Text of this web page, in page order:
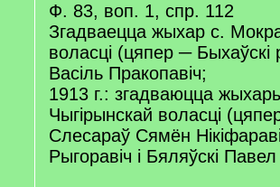
Ф. 83, воп. 1, спр. 112
Згадваецца жыхар с.
воласці (цяпер ─ Быхаўскі
Васіль Пракопавіч;
1913 г.: згадваюцца
Чыгірынскай воласці
Слесараў Сямён
Рыгоравіч і Бяляўскі